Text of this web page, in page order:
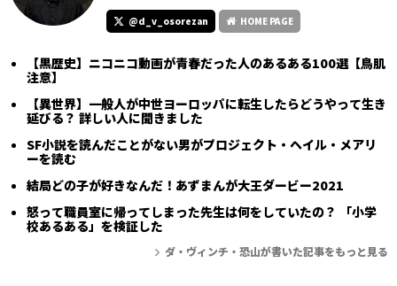
@d_v_osorezan HOME PAGE
【黒歴史】ニコニコ動画が青春だった人のあるある100選【鳥肌
注意】
【異世界】一般人が中世ヨーロッパに転生したらどうやって生き
延びる？ 詳しい人に聞きました
SF小説を読んだことがない男がプロジェクト・ヘイル・メアリ
ーを読む
結局どの子が好きなんだ！あずまんが大王ダービー2021
怒って職員室に帰ってしまった先生は何をしていたの？ 「小学
校あるある」を検証した
ダ・ヴィンチ・恐山が書いた記事をもっと見る